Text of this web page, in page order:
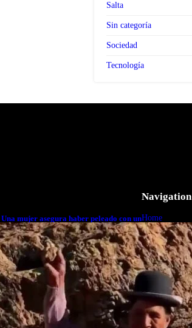
Salta
Sin categoría
Sociedad
Tecnología
Una mujer asegura haber peleado con un
extraterrestre cuerpo a cuerpo
Navigation
Home
Business
Lifestyle
Magazine
Photography
Travel
Technology